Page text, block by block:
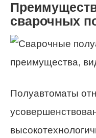
сварочных
Полуавтоматы